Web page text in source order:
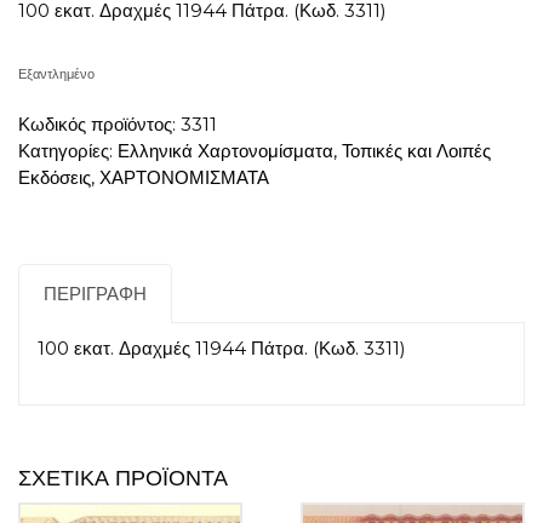
100 εκατ. Δραχμές 11944 Πάτρα. (Κωδ. 3311)
Εξαντλημένο
Κωδικός προϊόντος: 3311
Κατηγορίες: Ελληνικά Χαρτονομίσματα, Τοπικές και Λοιπές
Εκδόσεις, ΧΑΡΤΟΝΟΜΙΣΜΑΤΑ
ΠΕΡΙΓΡΑΦΉ
100 εκατ. Δραχμές 11944 Πάτρα. (Κωδ. 3311)
ΣΧΕΤΙΚΆ ΠΡΟΪΌΝΤΑ